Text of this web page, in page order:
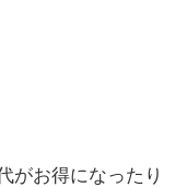
がお得になったり